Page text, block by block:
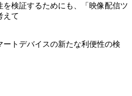
証するためにも、「映像配信ツ
えて
デバイスの新たな利便性の検